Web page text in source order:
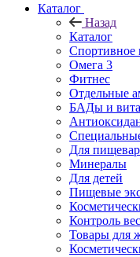
Каталог
Назад
Каталог
Спортивное
Омега 3
Фитнес
Отдельные
БАДы и
Для
Минералы
Для детей
Пищевые
Контроль
Товары для